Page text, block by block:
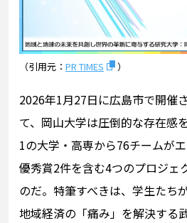
（引用元： PR TIMES ）
2026年1月27日に広島市で開催
て、岡山大学は圧倒的な存在感
1の大学・高専から76チームが
優秀賞2件を含む4つのプロジェ
のだ。特筆すべきは、学生たち
地域経済の「痛み」を解決する